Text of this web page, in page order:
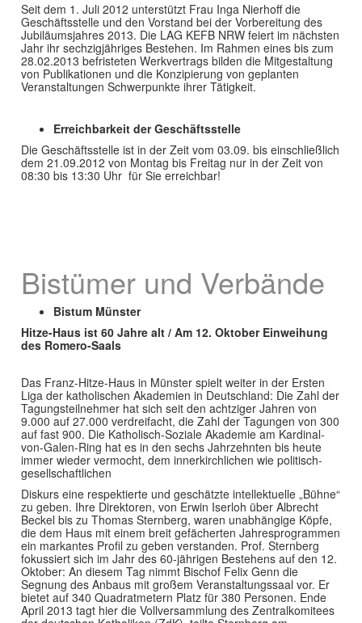
Seit dem 1. Juli 2012 unterstützt Frau Inga Nierhoff die
Geschäftsstelle und den Vorstand bei der Vorbereitung des
Jubiläumsjahres 2013. Die LAG KEFB NRW feiert im nächsten
Jahr ihr sechzigjähriges Bestehen. Im Rahmen eines bis zum
28.02.2013 befristeten Werkvertrags bilden die Mitgestaltung
von Publikationen und die Konzipierung von geplanten
Veranstaltungen Schwerpunkte ihrer Tätigkeit.
Erreichbarkeit der Geschäftsstelle
Die Geschäftsstelle ist in der Zeit vom 03.09. bis einschließlich
dem 21.09.2012 von Montag bis Freitag nur in der Zeit von
08:30 bis 13:30 Uhr für Sie erreichbar!
Bistümer und Verbände
Bistum Münster
Hitze-Haus ist 60 Jahre alt / Am 12. Oktober Einweihung
des Romero-Saals
Das Franz-Hitze-Haus in Münster spielt weiter in der Ersten
Liga der katholischen Akademien in Deutschland: Die Zahl der
Tagungsteilnehmer hat sich seit den achtziger Jahren von
9.000 auf 27.000 verdreifacht, die Zahl der Tagungen von 300
auf fast 900. Die Katholisch-Soziale Akademie am Kardinal-
von-Galen-Ring hat es in den sechs Jahrzehnten bis heute
immer wieder vermocht, dem innerkirchlichen wie politisch-
gesellschaftlichen
Diskurs eine respektierte und geschätzte intellektuelle „Bühne“
zu geben. Ihre Direktoren, von Erwin Iserloh über Albrecht
Beckel bis zu Thomas Sternberg, waren unabhängige Köpfe,
die dem Haus mit einem breit gefächerten Jahresprogrammen
ein markantes Profil zu geben verstanden. Prof. Sternberg
fokussiert sich im Jahr des 60-jährigen Bestehens auf den 12.
Oktober: An diesem Tag nimmt Bischof Felix Genn die
Segnung des Anbaus mit großem Veranstaltungssaal vor. Er
bietet auf 340 Quadratmetern Platz für 380 Personen. Ende
April 2013 tagt hier die Vollversammlung des Zentralkomitees